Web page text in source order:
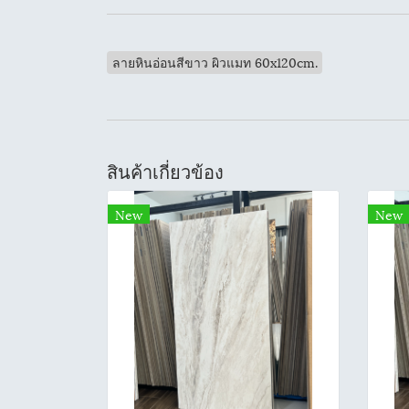
ลายหินอ่อนสีขาว ผิวแมท 60x120cm.
สินค้าเกี่ยวข้อง
New New